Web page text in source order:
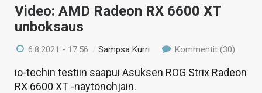
Video: AMD Radeon RX 6600 XT
unboksaus
6.8.2021 - 17:56 /Sampsa Kurri Kommentit (30)
io-techin testiin saapui Asuksen ROG Strix Radeon
RX 6600 XT -näytönohjain.